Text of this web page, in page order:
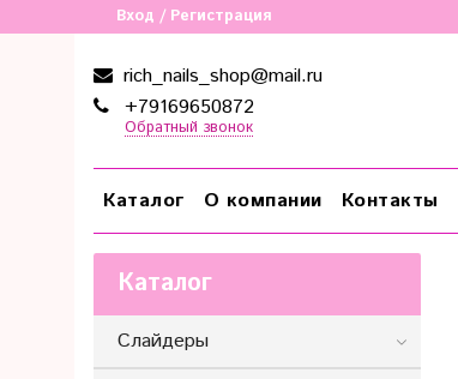
Вход / Регистрация
rich_nails_shop@mail.ru
+79169650872
Обратный звонок
Каталог О компании Контакты
Каталог
Слайдеры